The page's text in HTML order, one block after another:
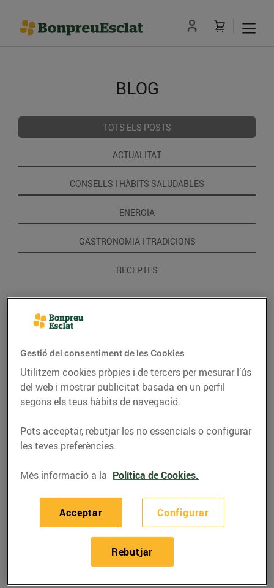
BLOG
TOTS ELS POSTS
ACTUALITAT
CONSELLS I HÀBITS SALUDABLES
ENERGIA
GASTRONOMIA I TRADICIONS
RECEPTES
RECEPTES
Tacos de gambes
15/de maig/2026
450 g de gambes mitjanes pelades
Gestió del consentiment de les Cookies
Utilitzem cookies pròpies i de tercers per mesurar l’ús
del web i mostrar publicitat basada en un perfil
segons els teus hàbits de navegació.
Pots acceptar, rebutjar les no essencials o configurar
les teves preferències.
Més informació a la Política de Cookies.
Configurar
Rebutjar
Acceptar